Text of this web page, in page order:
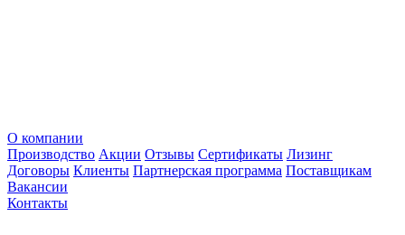
О компании
Производство Акции Отзывы Сертификаты Лизинг
Договоры Клиенты Партнерская программа Поставщикам
Вакансии
Контакты